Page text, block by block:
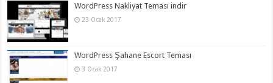
WordPress Nakliyat Teması indir
23 Ocak 2017
WordPress Şahane Escort Teması
3 Ocak 2017